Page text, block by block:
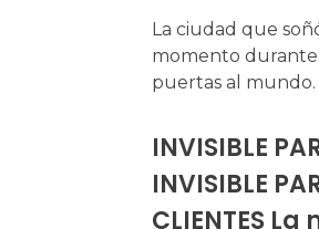
La ciudad que
momento durante
puertas al mundo.
INVISIBLE
INVISIBLE
CLIENTES La